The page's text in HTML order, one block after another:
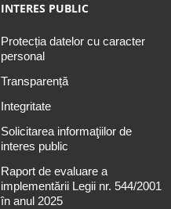
INTERES PUBLIC
Protecția datelor cu caracter
personal
Transparență
Integritate
Solicitarea informaţiilor de
interes public
Raport de evaluare a
implementării Legii nr. 544/2001
în anul 2025